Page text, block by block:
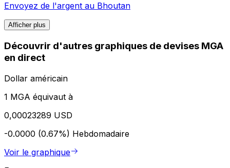
Envoyez de l'argent au Bhoutan
Afficher plus
Découvrir d'autres graphiques de devises MGA
en direct
Dollar américain
1 MGA équivaut à
0,00023289 USD
-0.0000 (0.67%) Hebdomadaire
Voir le graphique